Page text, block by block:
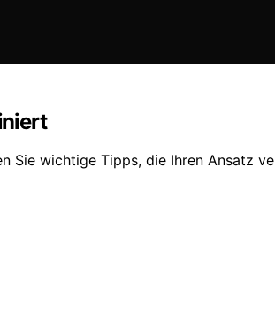
wichtige Tipps, die Ihren Ansatz